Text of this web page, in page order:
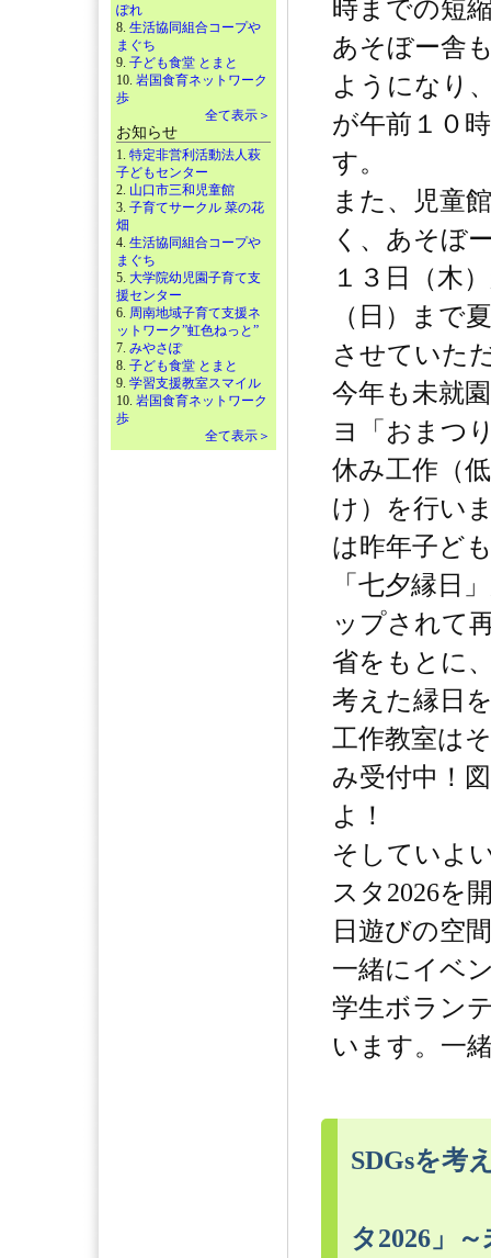
ぽれ
8. 生活協同組合コープや
まぐち
9. 子ども食堂 とまと
10. 岩国食育ネットワーク
歩
全て表示＞
お知らせ
1. 特定非営利活動法人萩
子どもセンター
2. 山口市三和児童館
3. 子育てサークル 菜の花
畑
4. 生活協同組合コープや
まぐち
5. 大学院幼児園子育て支
援センター
6. 周南地域子育て支援ネ
ットワーク”虹色ねっと”
7. みやさぽ
8. 子ども食堂 とまと
9. 学習支援教室スマイル
10. 岩国食育ネットワーク
歩
全て表示＞
時までの短
あそぼー舎
ようになり
が午前１０
す。
また、児童
く、あそぼ
１３日（木
（日）まで
させていた
今年も未就
ヨ「おまつ
休み工作（
け）を行い
は昨年子ど
「七夕縁日
ップされて
省をもとに
考えた縁日
工作教室は
み受付中！
よ！
そしていよ
スタ2026を
日遊びの空
一緒にイベ
学生ボラン
います。一
SDGsを考
タ2026」